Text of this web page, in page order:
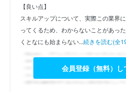
【良い点】
スキルアップについて、実際この業界
ってくるため、わからないことがあっ
くとなにも始まらない...続きを読む(全
会員登録（無料）し